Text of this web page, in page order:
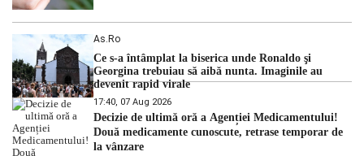
As.ro
Ce s-a întâmplat la biserica unde Ronaldo şi
Georgina trebuiau să aibă nunta. Imaginile au
devenit rapid virale
17:40, 07 Aug 2026
Decizie de ultimă oră a Agenției Medicamentului!
Două medicamente cunoscute, retrase temporar de
la vânzare